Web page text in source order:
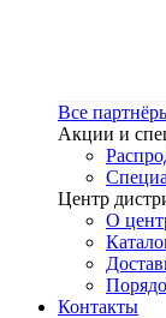
Все
Акции и
Центр
О
Контакты